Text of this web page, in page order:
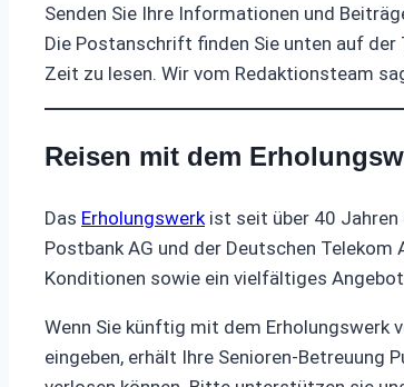
Senden Sie Ihre Informationen und
Die Postanschrift finden Sie unten auf der
Zeit zu lesen. Wir vom Redaktionsteam
Reisen mit dem
Das Erholungswerk ist seit über 40 Jahren
Postbank AG und der Deutschen
Konditionen sowie ein vielfältiges
Wenn Sie künftig mit dem Erholungswerk
eingeben, erhält Ihre Senioren-Betreuung